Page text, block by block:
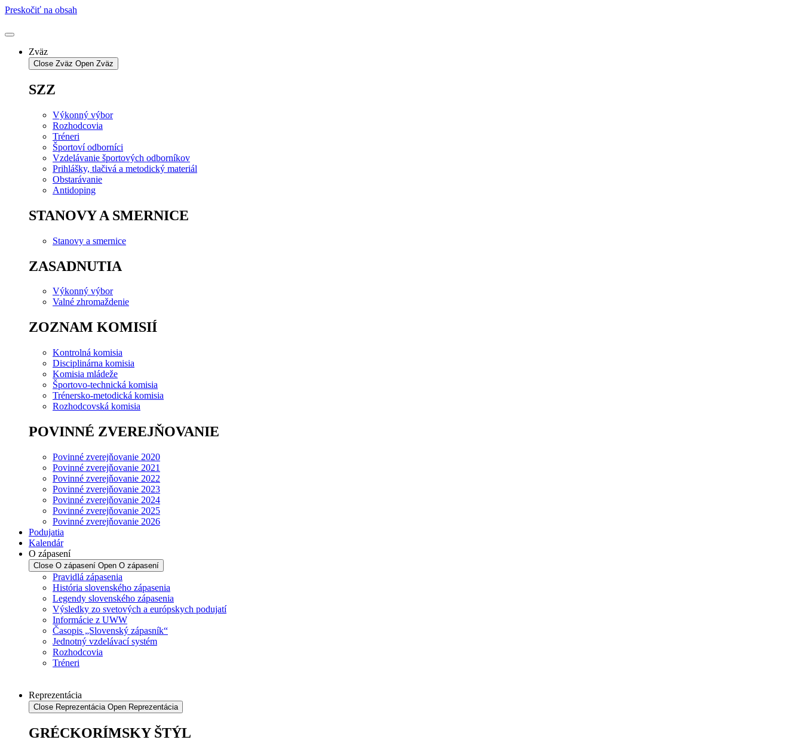
Preskočiť na obsah
Zväz
Close Zväz Open Zväz
SZZ
Výkonný výbor
Rozhodcovia
Tréneri
Športoví odborníci
Vzdelávanie športových odborníkov
Prihlášky, tlačivá a metodický materiál
Obstarávanie
Antidoping
STANOVY A SMERNICE
Stanovy a smernice
ZASADNUTIA
Výkonný výbor
Valné zhromaždenie
ZOZNAM KOMISIÍ
Kontrolná komisia
Disciplinárna komisia
Komisia mládeže
Športovo-technická komisia
Trénersko-metodická komisia
Rozhodcovská komisia
POVINNÉ ZVEREJŇOVANIE
Povinné zverejňovanie 2020
Povinné zverejňovanie 2021
Povinné zverejňovanie 2022
Povinné zverejňovanie 2023
Povinné zverejňovanie 2024
Povinné zverejňovanie 2025
Povinné zverejňovanie 2026
Podujatia
Kalendár
O zápasení
Close O zápasení Open O zápasení
Pravidlá zápasenia
História slovenského zápasenia
Legendy slovenského zápasenia
Výsledky zo svetových a európskych podujatí
Informácie z UWW
Časopis „Slovenský zápasník“
Jednotný vzdelávací systém
Rozhodcovia
Tréneri
Reprezentácia
Close Reprezentácia Open Reprezentácia
GRÉCKORÍMSKY ŠTÝL